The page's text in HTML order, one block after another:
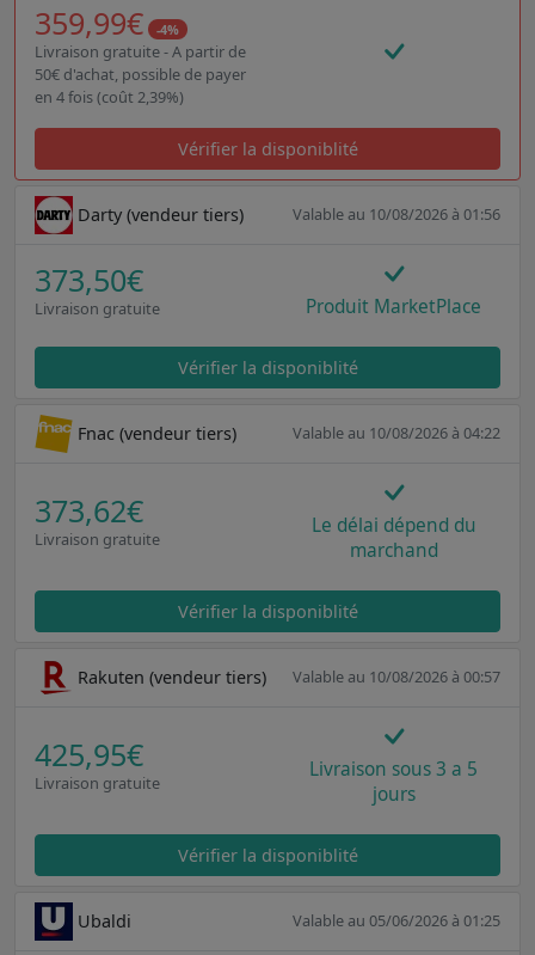
359,99€ -4%
Livraison gratuite - A partir de
50€ d'achat, possible de payer
en 4 fois (coût 2,39%)
Vérifier la disponiblité
Darty (vendeur tiers) Valable au 10/08/2026 à 01:56
373,50€
Livraison gratuite Produit MarketPlace
Vérifier la disponiblité
Fnac (vendeur tiers) Valable au 10/08/2026 à 04:22
373,62€
Livraison gratuite
Le délai dépend du
marchand
Vérifier la disponiblité
Rakuten (vendeur tiers) Valable au 10/08/2026 à 00:57
425,95€
Livraison gratuite
Livraison sous 3 a 5
jours
Vérifier la disponiblité
Ubaldi Valable au 05/06/2026 à 01:25